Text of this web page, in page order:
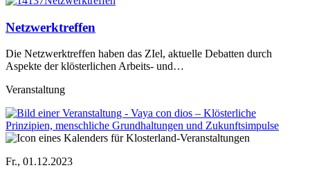
Netzwerktreffen
Die Netzwerktreffen haben das ZIel, aktuelle Debatten durch
Aspekte der klösterlichen Arbeits- und…
Veranstaltung
Fr., 01.12.2023